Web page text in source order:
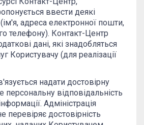
ввести деякі
адреса електронної пошти,
телефону). Контакт-Центр
дані, які знадобляться
Користувачу (для реалізації
надати достовірну
персональну відповідальність
Адміністрація
перевіряє достовірність